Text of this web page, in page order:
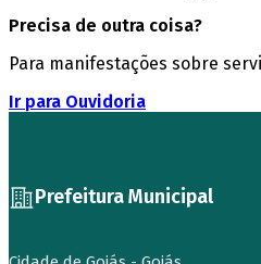
Precisa de outra coisa?
Para manifestações sobre
Ir para Ouvidoria
Prefeitura Municipal